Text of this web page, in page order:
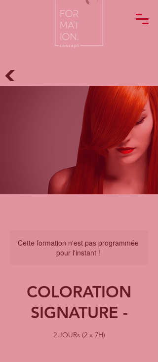
Cette formation n'est pas programmée
pour l'instant !
COLORATION
SIGNATURE -